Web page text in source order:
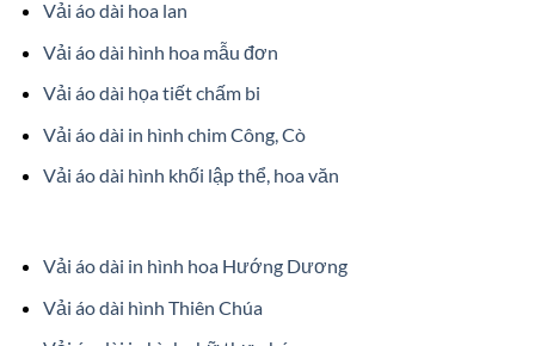
Vải áo dài hoa lan
Vải áo dài hình hoa mẫu đơn
Vải áo dài họa tiết chấm bi
Vải áo dài in hình chim Công, Cò
Vải áo dài hình khối lập thể, hoa văn
Vải áo dài in hình hoa Hướng Dương
Vải áo dài hình Thiên Chúa